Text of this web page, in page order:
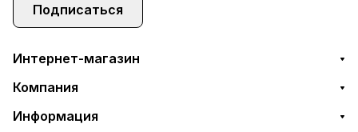
Подписаться
Интернет-магазин
Компания
Информация